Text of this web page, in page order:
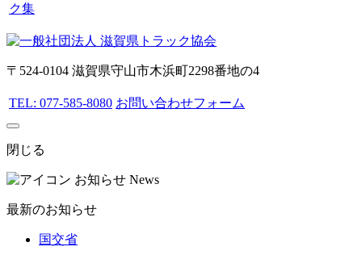
ク集
〒524-0104 滋賀県守山市木浜町2298番地の4
TEL: 077-585-8080 お問い合わせフォーム
閉じる
お知らせ News
最新のお知らせ
国交省